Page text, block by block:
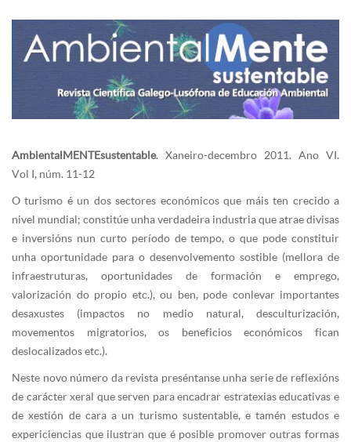
AmbientalMENTEsustentable. Xaneiro-decembro 2011. Ano VI.
Vol I, núm. 11-12
O turismo é un dos sectores económicos que máis ten crecido a
nivel mundial; constitúe unha verdadeira industria que atrae divisas
e inversións nun curto período de tempo, o que pode constituir
unha oportunidade para o desenvolvemento sostible (mellora de
infraestruturas, oportunidades de formación e emprego,
valorización do propio etc.), ou ben, pode conlevar importantes
desaxustes (impactos no medio natural, desculturización,
movementos migratorios, os beneficios económicos fican
deslocalizados etc.).
Neste novo número da revista preséntanse unha serie de reflexións
de carácter xeral que serven para encadrar estratexias educativas e
de xestión de cara a un turismo sustentable, e tamén estudos e
expericiencias que ilustran que é posible promover outras formas